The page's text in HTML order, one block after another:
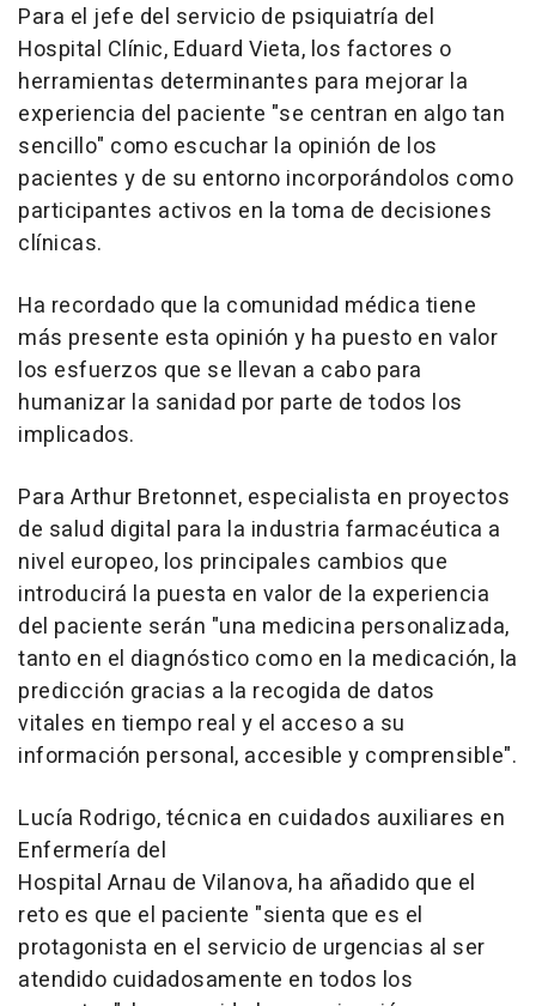
Para el jefe del servicio de psiquiatría del
Hospital Clínic, Eduard Vieta, los factores o
herramientas determinantes para mejorar la
experiencia del paciente "se centran en algo tan
sencillo" como escuchar la opinión de los
pacientes y de su entorno incorporándolos como
participantes activos en la toma de decisiones
clínicas.
Ha recordado que la comunidad médica tiene
más presente esta opinión y ha puesto en valor
los esfuerzos que se llevan a cabo para
humanizar la sanidad por parte de todos los
implicados.
Para Arthur Bretonnet, especialista en proyectos
de salud digital para la industria farmacéutica a
nivel europeo, los principales cambios que
introducirá la puesta en valor de la experiencia
del paciente serán "una medicina personalizada,
tanto en el diagnóstico como en la medicación, la
predicción gracias a la recogida de datos
vitales en tiempo real y el acceso a su
información personal, accesible y comprensible".
Lucía Rodrigo, técnica en cuidados auxiliares en
Enfermería del
Hospital Arnau de Vilanova, ha añadido que el
reto es que el paciente "sienta que es el
protagonista en el servicio de urgencias al ser
atendido cuidadosamente en todos los